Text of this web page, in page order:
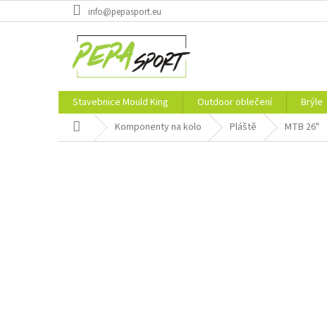
na
info@pepasport.eu
Stavebnice Mould King Outdoor oblečení Brýle
Domů Komponenty na kolo Pláště MTB 26"